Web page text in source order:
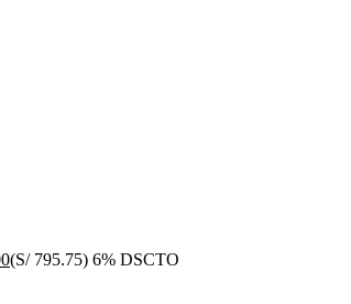
(S/ 795.75) 6% DSCTO